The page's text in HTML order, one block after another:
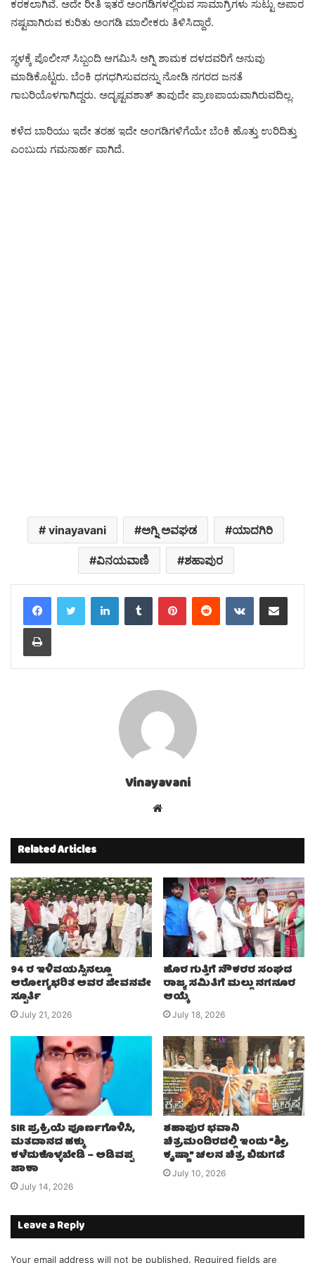
ಕರಕಲಾಗಿವೆ. ಅದೇ ರೀತಿ ಇತರೆ ಅಂಗಡಿಗಳಲ್ಲಿರುವ ಸಾಮಾಗ್ರಿಗಳು ಸುಟ್ಟು ಅಪಾರ
ನಷ್ಟವಾಗಿರುವ ಕುರಿತು ಅಂಗಡಿ ಮಾಲೀಕರು ತಿಳಿಸಿದ್ದಾರೆ.
ಸ್ಥಳಕ್ಕೆ ಪೊಲೀಸ್ ಸಿಬ್ಬಂದಿ‌ ಆಗಮಿಸಿ ಅಗ್ನಿ ಶಾಮಕ ದಳದವರಿಗೆ ಅನುವು
ಮಾಡಿಕೊಟ್ಟರು. ಬೆಂಕಿ ಧಗಧಗಿಸುವದನ್ನು ನೋಡಿ ನಗರದ ಜನತೆ
ಗಾಬರಿಯೊಳಗಾಗಿದ್ದರು. ಅದೃಷ್ಟವಶಾತ್ ತಾವುದೇ ಪ್ರಾಣಪಾಯವಾಗಿರುವದಿಲ್ಲ.
ಕಳೆದ ಬಾರಿಯು ಇದೇ ತರಹ ಇದೇ ಅಂಗಡಿಗಳಿಗೆಯೇ ಬೆಂಕಿ ಹೊತ್ತು ಉರಿದಿತ್ತು
ಎಂಬುದು ಗಮನಾರ್ಹ ವಾಗಿದೆ.
‌ vinayavani ಅಗ್ನಿ ಅವಘಡ ಯಾದಗಿರಿ
ವಿನಯವಾಣಿ ಶಹಾಪುರ
LinkedInTumblr PinterestReddit VKontakteShare via Email
Print
Vinayavani
Website
Related Articles
94 ರ ಇಳಿವಯಸ್ಸಿನಲ್ಲೂ
ಆರೋಗ್ಯಭರಿತ ಅವರ ಜೀವನವೇ
ಸ್ಪೂರ್ತಿ
July 21, 2026
ಹೊರ ಗುತ್ತಿಗೆ ನೌಕರರ ಸಂಘದ
ರಾಜ್ಯ ಸಮಿತಿಗೆ ಮಲ್ಲು ನಗನೂರ
ಆಯ್ಕೆ
July 18, 2026
SIR ಪ್ರಕ್ರಿಯೆ ಪೂರ್ಣಗೊಳಿಸಿ,
ಮತದಾನದ ಹಕ್ಕು
ಕಳೆದುಕೊಳ್ಳಬೇಡಿ – ಅಡಿವಪ್ಪ
ಜಾಕಾ
July 14, 2026
ಶಹಾಪುರ ಭವಾನಿ
ಚಿತ್ರಮಂದಿರದಲ್ಲಿ ಇಂದು “ಶ್ರೀ
ಕೃಷ್ಣಾ” ಚಲನ ಚಿತ್ರ ಬಿಡುಗಡೆ
July 10, 2026
Leave a Reply
Your email address will not be published. Required fields are